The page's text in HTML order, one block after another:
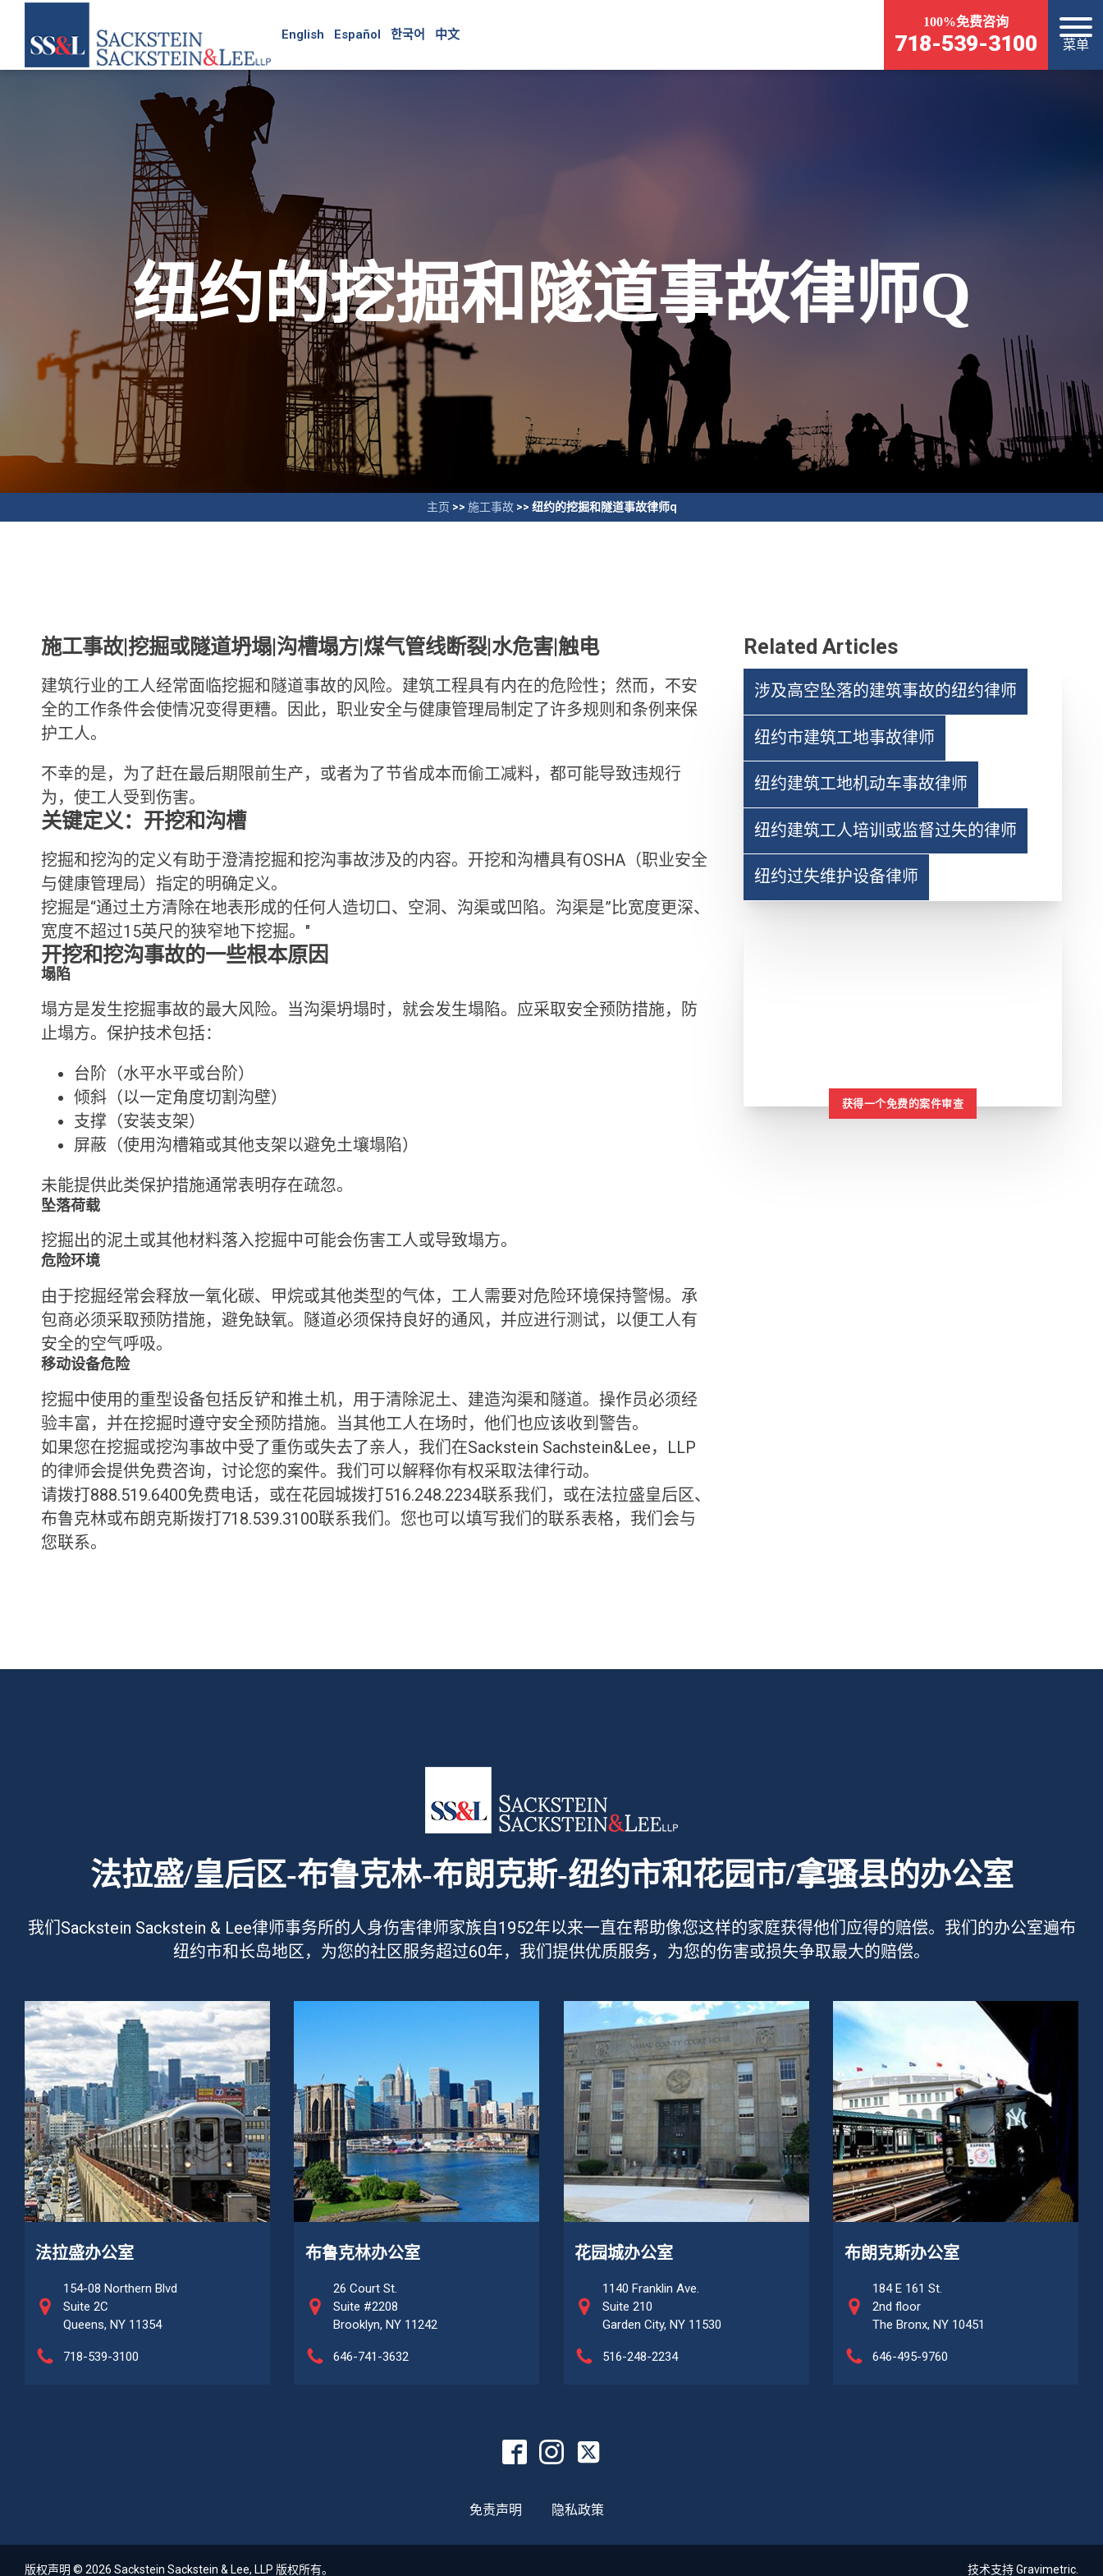
English Español 한국어 中文
100%免费咨询
718-539-3100 菜单
纽约的挖掘和隧道事故律师Q
主页 >> 施工事故>> 纽约的挖掘和隧道事故律师q
施工事故|挖掘或隧道坍塌|沟槽塌方|煤气管线断裂|水危害|触电
建筑行业的工人经常面临挖掘和隧道事故的风险。建筑工程具有内在的危险性；然而，不安
全的工作条件会使情况变得更糟。因此，职业安全与健康管理局制定了许多规则和条例来保
护工人。
不幸的是，为了赶在最后期限前生产，或者为了节省成本而偷工减料，都可能导致违规行
为，使工人受到伤害。
关键定义：开挖和沟槽
挖掘和挖沟的定义有助于澄清挖掘和挖沟事故涉及的内容。开挖和沟槽具有OSHA（职业安全
与健康管理局）指定的明确定义。
挖掘是“通过土方清除在地表形成的任何人造切口、空洞、沟渠或凹陷。沟渠是”比宽度更深、
宽度不超过15英尺的狭窄地下挖掘。"
开挖和挖沟事故的一些根本原因
塌陷
塌方是发生挖掘事故的最大风险。当沟渠坍塌时，就会发生塌陷。应采取安全预防措施，防
止塌方。保护技术包括：
台阶（水平水平或台阶）
倾斜（以一定角度切割沟壁）
支撑（安装支架）
屏蔽（使用沟槽箱或其他支架以避免土壤塌陷）
未能提供此类保护措施通常表明存在疏忽。
坠落荷载
挖掘出的泥土或其他材料落入挖掘中可能会伤害工人或导致塌方。
危险环境
由于挖掘经常会释放一氧化碳、甲烷或其他类型的气体，工人需要对危险环境保持警惕。承
包商必须采取预防措施，避免缺氧。隧道必须保持良好的通风，并应进行测试，以便工人有
安全的空气呼吸。
移动设备危险
挖掘中使用的重型设备包括反铲和推土机，用于清除泥土、建造沟渠和隧道。操作员必须经
验丰富，并在挖掘时遵守安全预防措施。当其他工人在场时，他们也应该收到警告。
如果您在挖掘或挖沟事故中受了重伤或失去了亲人，我们在Sackstein Sachstein&Lee，LLP
的律师会提供免费咨询，讨论您的案件。我们可以解释你有权采取法律行动。
请拨打888.519.6400免费电话，或在花园城拨打516.248.2234联系我们，或在法拉盛皇后区、
布鲁克林或布朗克斯拨打718.539.3100联系我们。您也可以填写我们的联系表格，我们会与
您联系。
Related Articles
涉及高空坠落的建筑事故的纽约律师
纽约市建筑工地事故律师
纽约建筑工地机动车事故律师
纽约建筑工人培训或监督过失的律师
纽约过失维护设备律师
获得一个免费的案件审查
法拉盛/皇后区-布鲁克林-布朗克斯-纽约市和花园市/拿骚县的办公室
我们Sackstein Sackstein & Lee律师事务所的人身伤害律师家族自1952年以来一直在帮助像您这样的家庭获得他们应得的赔偿。我们的办公室遍布
纽约市和长岛地区，为您的社区服务超过60年，我们提供优质服务，为您的伤害或损失争取最大的赔偿。
法拉盛办公室
154-08 Northern Blvd
Suite 2C
Queens, NY 11354
718-539-3100
布鲁克林办公室
26 Court St.
Suite #2208
Brooklyn, NY 11242
646-741-3632
花园城办公室
1140 Franklin Ave.
Suite 210
Garden City, NY 11530
516-248-2234
布朗克斯办公室
184 E 161 St.
2nd floor
The Bronx, NY 10451
646-495-9760
免责声明 隐私政策
版权声明 © 2026 Sackstein Sackstein & Lee, LLP 版权所有。 技术支持 Gravimetric.